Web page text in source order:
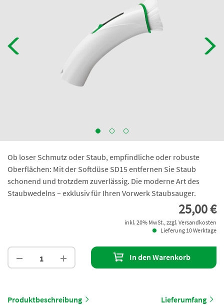
Ob loser Schmutz oder Staub, empfindliche oder robuste
Oberflächen: Mit der Softdüse SD15 entfernen Sie Staub
schonend und trotzdem zuverlässig. Die moderne Art des
Staubwedelns – exklusiv für Ihren Vorwerk Staubsauger.
25,00 €
inkl. 20% MwSt., zzgl. Versandkosten
Lieferung 10 Werktage
In den Warenkorb
Produktbeschreibung Lieferumfang